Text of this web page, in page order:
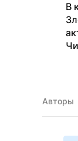
В
Авторы